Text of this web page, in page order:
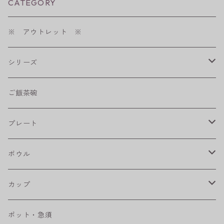
CATEGORY
※ アウトレット ※
シリーズ
shabby chic style
フラワーパレード
八角シリーズ
RONDE
ベベルボウル
ご飯茶碗
プレート
楕円皿
丸皿
長皿
ボウル
大鉢
中鉢
カップ
カップ
ポット・急須